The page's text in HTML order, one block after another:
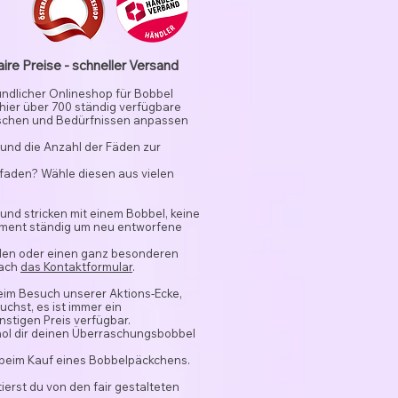
Preise - schneller Versand
Onlineshop für Bobbel
über 700 ständig verfügbare
und Bedürfnissen anpassen
die Anzahl der Fäden zur
Wähle diesen aus vielen
stricken mit einem Bobbel, keine
ständig um neu entworfene
oder einen ganz besonderen
das Kontaktformular.
Besuch unserer Aktions-Ecke,
es ist immer ein
Preis verfügbar.
dir deinen Überraschungsbobbel
Kauf eines Bobbelpäckchens.
du von den fair gestalteten